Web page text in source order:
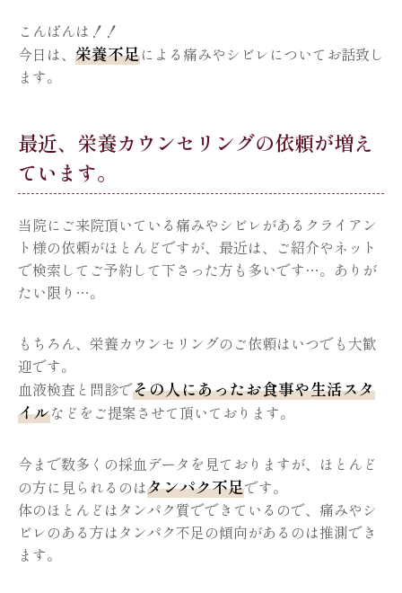
こんばんは！！
今日は、 栄養不足による痛みやシビレについてお話致し
ます。
最近、栄養カウンセリングの依頼が増え
ています。
当院にご来院頂いている痛みやシビレがあるクライアン
ト様の依頼がほとんどですが、最近は、ご紹介やネット
で検索してご予約して下さった方も多いです…。ありが
たい限り…。
もちろん、栄養カウンセリングのご依頼はいつでも大歓
迎です。
血液検査と問診でその人にあったお食事や生活スタ
イルなどをご提案させて頂いております。
今まで数多くの採血データを見ておりますが、ほとんど
の方に見られるのはタンパク不足です。
体のほとんどはタンパク質でできているので、痛みやシ
ビレのある方はタンパク不足の傾向があるのは推測でき
ます。